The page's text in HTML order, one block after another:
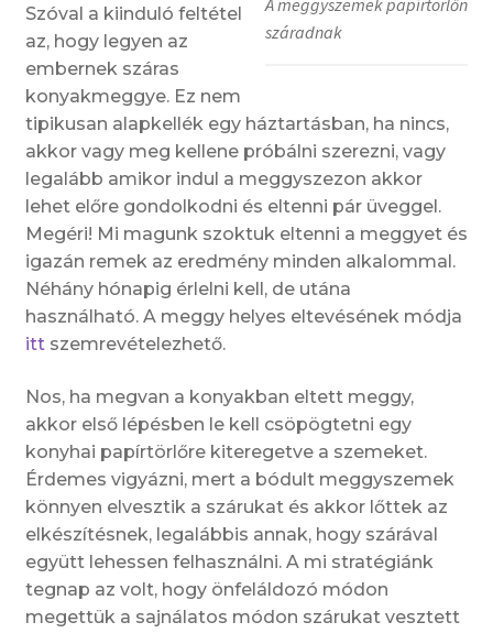
száradnak
Szóval a kiinduló feltétel
az, hogy legyen az
embernek száras
konyakmeggye. Ez nem
tipikusan alapkellék egy háztartásban, ha nincs,
akkor vagy meg kellene próbálni szerezni, vagy
legalább amikor indul a meggyszezon akkor
lehet előre gondolkodni és eltenni pár üveggel.
Megéri! Mi magunk szoktuk eltenni a meggyet és
igazán remek az eredmény minden alkalommal.
Néhány hónapig érlelni kell, de utána
használható. A meggy helyes eltevésének módja
itt szemrevételezhető.
Nos, ha megvan a konyakban eltett meggy,
akkor első lépésben le kell csöpögtetni egy
konyhai papírtörlőre kiteregetve a szemeket.
Érdemes vigyázni, mert a bódult meggyszemek
könnyen elvesztik a szárukat és akkor lőttek az
elkészítésnek, legalábbis annak, hogy szárával
együtt lehessen felhasználni. A mi stratégiánk
tegnap az volt, hogy önfeláldozó módon
megettük a sajnálatos módon szárukat vesztett